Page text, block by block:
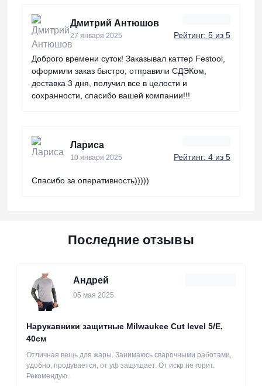
Дмитрий Антюшов
27 января 2025 Рейтинг: 5 из 5
Доброго времени суток! Заказывал каттер Festool,
оформили заказ быстро, отправили СДЭКом,
доставка 3 дня, получил все в целости и
сохранности, спасибо вашей компании!!!
Лариса
10 января 2025 Рейтинг: 4 из 5
Спасибо за оперативность)))))
Последние отзывы
Андрей
05 мая 2025
Нарукавники защитные Milwaukee Cut level 5/Е,
40см
Отличная вещь для жары. Занимаюсь сварочными работами,
удобно, продувается, от уф защищает. От искр не горит.
Рекомендую..